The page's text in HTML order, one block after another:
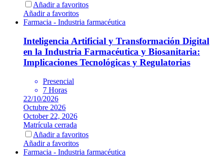
Añadir a favoritos
Añadir a favoritos
Farmacia - Industria farmacéutica
Inteligencia Artificial y Transformación Digital
en la Industria Farmacéutica y Biosanitaria:
Implicaciones Tecnológicas y Regulatorias
Presencial
7 Horas
22/10/2026
Octubre 2026
October 22, 2026
Matrícula cerrada
Añadir a favoritos
Añadir a favoritos
Farmacia - Industria farmacéutica